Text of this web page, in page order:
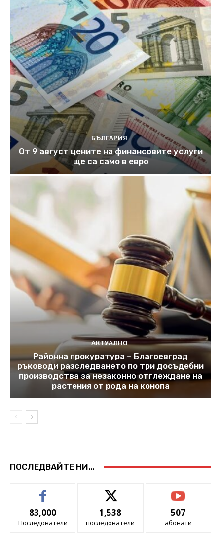
БЪЛГАРИЯ
От 9 август цените на финансовите услуги
ще са само в евро
АКТУАЛНО
Районна прокуратура – Благоевград
ръководи разследването по три досъдебни
производства за незаконно отглеждане на
растения от рода на конопа
ПОСЛЕДВАЙТЕ НИ...
83,000
Последователи
1,538
последователи
507
абонати